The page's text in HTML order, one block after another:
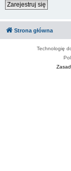
Zarejestruj się
Strona główna
Technologię